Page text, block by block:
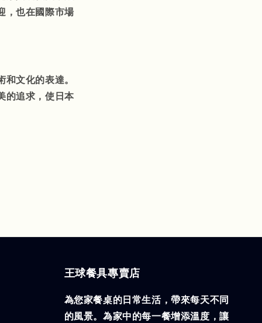
，也在國際市場
文化的表達。
的追求，使日本
王球餐具專賣店
為您家餐桌的日常生活，帶來每天不同
的風景。為家中的每一餐增添溫度，讓